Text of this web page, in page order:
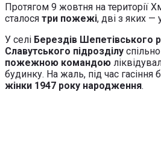
Протягом 9 жовтня на території
сталося три пожежі, дві з яких —
У селі Берездів Шепетівського
Славутського підрозділу
пожежною командою
будинку. На жаль, під час гасіння
жінки 1947 року народження.